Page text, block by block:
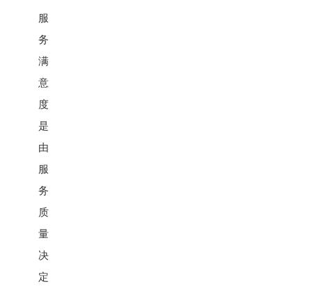
服
务
满
意
度
是
由
服
务
质
量
决
定